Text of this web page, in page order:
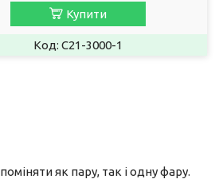
Купити
C21-3000-1
як пару, так і одну фару.